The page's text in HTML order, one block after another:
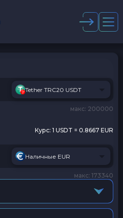
Tether TRC20 USDT
макс: 200000
Курс: 1 USDT = 0.8667 EUR
Наличные EUR
макс: 173340